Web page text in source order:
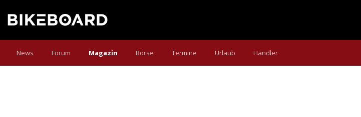
News Forum Magazin Börse Termine Urlaub Händler